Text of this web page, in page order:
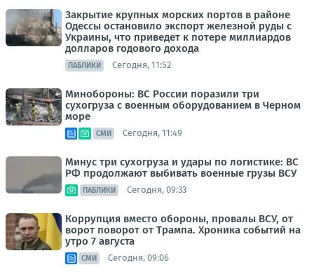
Закрытие крупных морских портов в районе
Одессы остановило экспорт железной руды с
Украины, что приведет к потере миллиардов
долларов годового дохода
ПАБЛИКИ Сегодня, 11:52
Минобороны: ВС России поразили три
сухогруза с военным оборудованием в Черном
море
СМИ Сегодня, 11:49
Минус три сухогруза и удары по логистике: ВС
РФ продолжают выбивать военные грузы ВСУ
ПАБЛИКИ Сегодня, 09:33
Коррупция вместо обороны, провалы ВСУ, от
ворот поворот от Трампа. Хроника событий на
утро 7 августа
СМИ Сегодня, 09:06